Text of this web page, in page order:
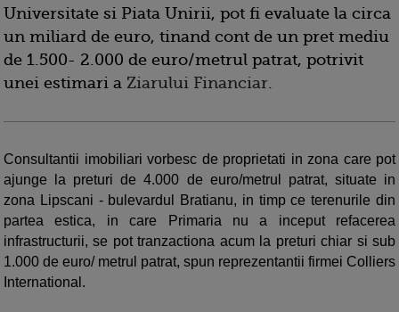
Universitate si Piata Unirii, pot fi evaluate la circa
un miliard de euro, tinand cont de un pret mediu
de 1.500- 2.000 de euro/metrul patrat, potrivit
unei estimari a Ziarului Financiar.
Consultantii imobiliari vorbesc de proprietati in zona care pot
ajunge la preturi de 4.000 de euro/metrul patrat, situate in
zona Lipscani - bulevardul Bratianu, in timp ce terenurile din
partea estica, in care Primaria nu a inceput refacerea
infrastructurii, se pot tranzactiona acum la preturi chiar si sub
1.000 de euro/ metrul patrat, spun reprezentantii firmei Colliers
International.